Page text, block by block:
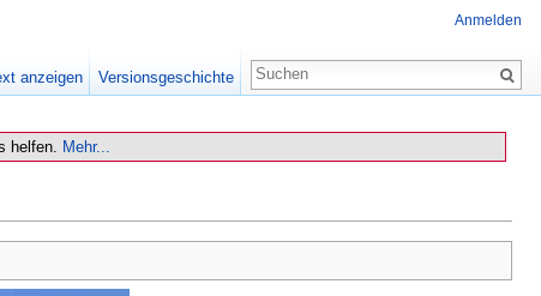
helfen. Mehr...
Anmelden
anzeigen Versionsgeschichte